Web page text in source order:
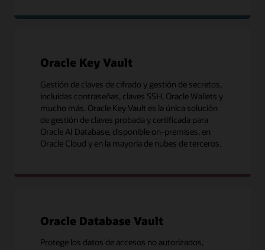
Oracle Key Vault
Gestión de claves de cifrado y gestión de secretos,
incluidas contraseñas, claves SSH, Oracle Wallets y
mucho más. Oracle Key Vault es la única solución
de gestión de claves probada y certificada para
Oracle AI Database, disponible on-premises, en
Oracle Cloud y en la mayoría de nubes de terceros.
Oracle Database Vault
Protege los datos de accesos no autorizados,